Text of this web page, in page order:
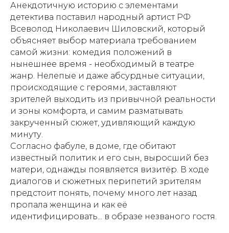
Анекдотичную историю с элементами
детектива поставил народный артист РФ
Всеволод Николаевич Шиловский, который
объясняет выбор материала требованием
самой жизни: комедия положений в
нынешнее время - необходимый в театре
жанр. Нелепые и даже абсурдные ситуации,
происходящие с героями, заставляют
зрителей выходить из привычной реальности
и зоны комфорта, и самим разматывать
закрученный сюжет, удивляющий каждую
минуту.
Согласно фабуле, в доме, где обитают
известный политик и его сын, выросший без
матери, однажды появляется визитёр. В ходе
диалогов и сюжетных перипетий зрителям
предстоит понять, почему много лет назад
пропала женщина и как её
идентифицировать... в образе незваного гостя.